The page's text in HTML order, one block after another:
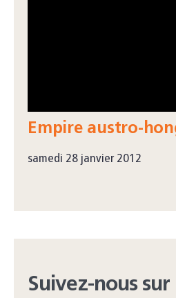
Empire austro-
samedi 28 janvier 2012
Suivez-nous sur